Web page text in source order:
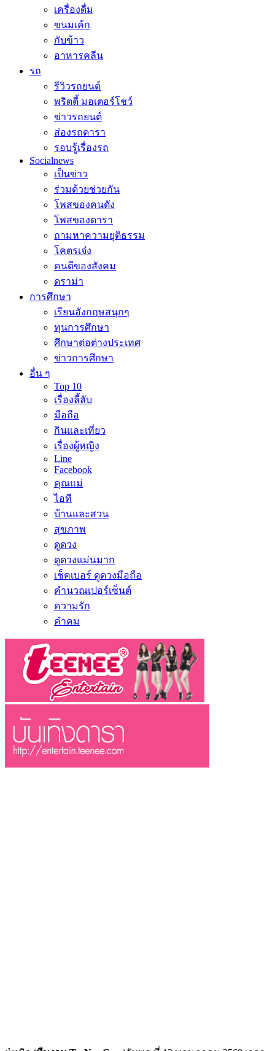
เครื่องดื่ม
ขนมเค้ก
กับข้าว
อาหารคลีน
รถ
รีวิวรถยนต์
พริตตี้ มอเตอร์โชว์
ข่าวรถยนต์
ส่องรถดารา
รอบรู้เรื่องรถ
Socialnews
เป็นข่าว
ร่วมด้วยช่วยกัน
โพสของคนดัง
โพสของดารา
ถามหาความยุติธรรม
โคตรเจ๋ง
คนดีของสังคม
ดราม่า
การศึกษา
เรียนอังกฤษสนุกๆ
ทุนการศึกษา
ศึกษาต่อต่างประเทศ
ข่าวการศึกษา
อื่น ๆ
Top 10
เรื่องลี้ลับ
มือถือ
กินและเที่ยว
เรื่องผู้หญิง
Line
Facebook
คุณแม่
ไอที
บ้านและสวน
สุขภาพ
ดูดวง
ดูดวงแม่นมาก
เช็คเบอร์ ดูดวงมือถือ
คำนวณเปอร์เซ็นต์
ความรัก
คำคม